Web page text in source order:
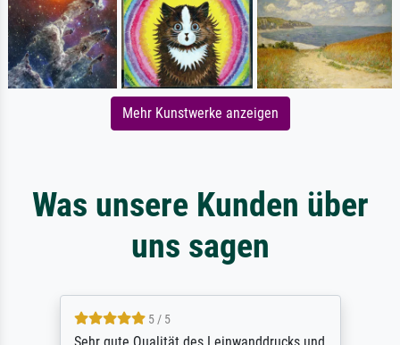
Mehr Kunstwerke anzeigen
Was unsere Kunden über
uns sagen
5 / 5